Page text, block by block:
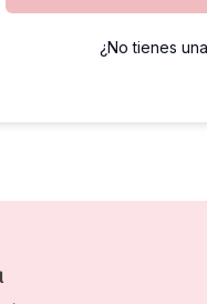
¿No tienes